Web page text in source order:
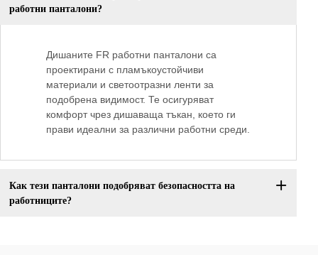
работни панталони?
Дишаните FR работни панталони са
проектирани с пламъкоустойчиви
материали и светоотразни ленти за
подобрена видимост. Те осигуряват
комфорт чрез дишаваща тъкан, което ги
прави идеални за различни работни среди.
Как тези панталони подобряват безопасността на
работниците?